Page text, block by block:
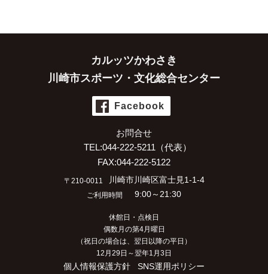
カルッツかわさき
川崎市スポーツ・文化総合センター
Facebook
お問合せ
TEL:044-222-5211（代表）
FAX:044-222-5122
〒210-0011 川崎市川崎区富士見1-1-4
ご利用時間 9:00～21:30
休館日・点検日
偶数月の第4月曜日
（祝日の場合は、翌日以降の平日）
12月29日～翌年1月3日
個人情報保護方針 SNS運用ポリシー